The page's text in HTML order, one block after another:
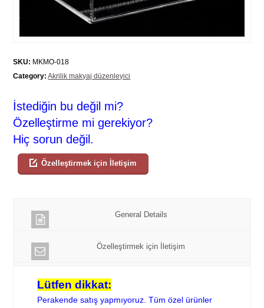
SKU: MKMO-018
Category: Akrilik makyaj düzenleyici
İstediğin bu değil mi?
Özelleştirme mi gerekiyor?
Hiç sorun değil.
Özelleştirmek için İletişim
General Details
Özelleştirmek için İletişim
Lütfen dikkat:
Perakende satış yapmıyoruz. Tüm özel ürünler